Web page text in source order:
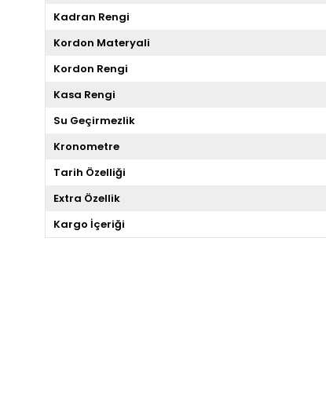
Kadran Rengi
Kordon Materyali
Kordon Rengi
Kasa Rengi
Su Geçirmezlik
Kronometre
Tarih Özelliği
Extra Özellik
Kargo İçeriği